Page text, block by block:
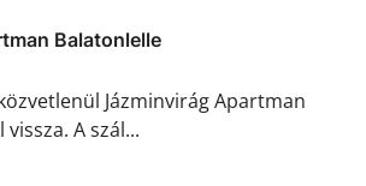
Balatonlelle
Jázminvirág Apartman
A szál...